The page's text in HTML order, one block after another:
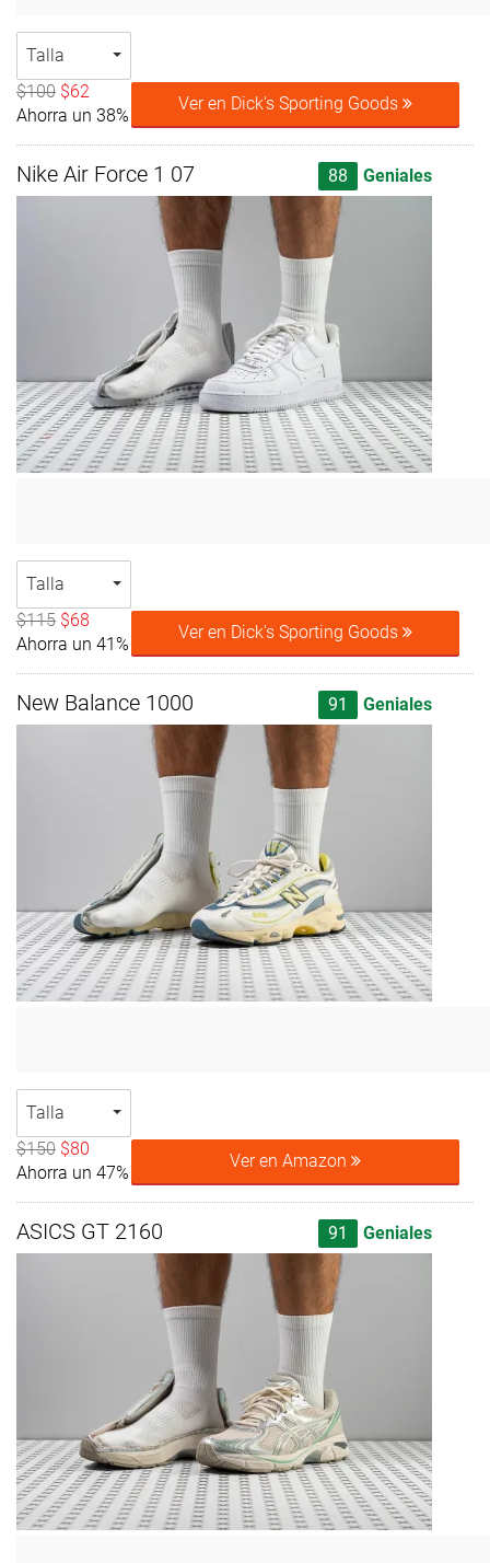
Talla
$100 $62
Ahorra un 38%
Ver en Dick's Sporting Goods
Nike Air Force 1 07 88 Geniales
Talla
$115 $68
Ahorra un 41%
Ver en Dick's Sporting Goods
New Balance 1000 91 Geniales
Talla
$150 $80
Ahorra un 47%
Ver en Amazon
ASICS GT 2160 91 Geniales